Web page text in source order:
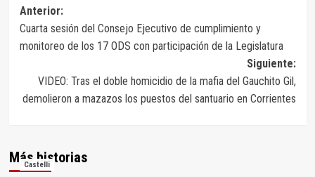
Navegación
de
Anterior:
Cuarta sesión del Consejo Ejecutivo de cumplimiento y
monitoreo de los 17 ODS con participación de la Legislatura
Siguiente:
VIDEO: Tras el doble homicidio de la mafia del Gauchito Gil,
demolieron a mazazos los puestos del santuario en Corrientes
Más historias
Castelli